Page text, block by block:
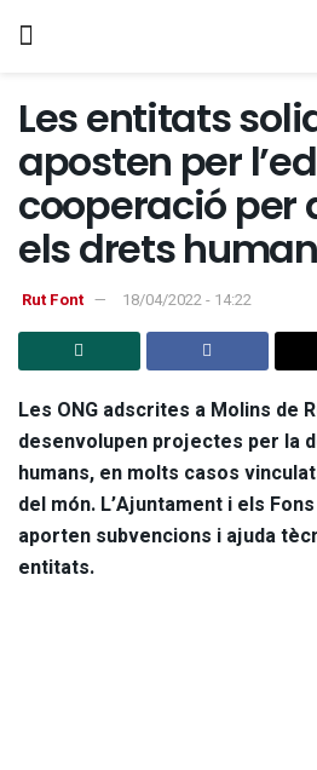
Les entitats
aposten per
cooperació per
els drets
Rut Font 18/04/2022 - 14:22
Les ONG adscrites a Molins de
desenvolupen projectes per la
humans, en molts casos
del món. L’Ajuntament i els
aporten subvencions i ajuda
entitats.